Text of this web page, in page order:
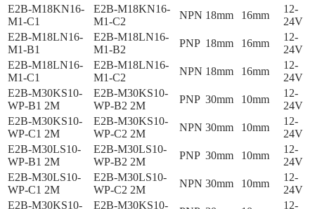
E2B-M18KN16-
M1-C1
E2B-M18KN16-
M1-C2
NPN 18mm 16mm
12-
24V
E2B-M18LN16-
M1-B1
E2B-M18LN16-
M1-B2
PNP 18mm 16mm
12-
24V
E2B-M18LN16-
M1-C1
E2B-M18LN16-
M1-C2
NPN 18mm 16mm
12-
24V
E2B-M30KS10-
WP-B1 2M
E2B-M30KS10-
WP-B2 2M
PNP 30mm 10mm
12-
24V
E2B-M30KS10-
WP-C1 2M
E2B-M30KS10-
WP-C2 2M
NPN 30mm 10mm
12-
24V
E2B-M30LS10-
WP-B1 2M
E2B-M30LS10-
WP-B2 2M
PNP 30mm 10mm
12-
24V
E2B-M30LS10-
WP-C1 2M
E2B-M30LS10-
WP-C2 2M
NPN 30mm 10mm
12-
24V
E2B-M30KS10-
E2B-M30KS10-
12-